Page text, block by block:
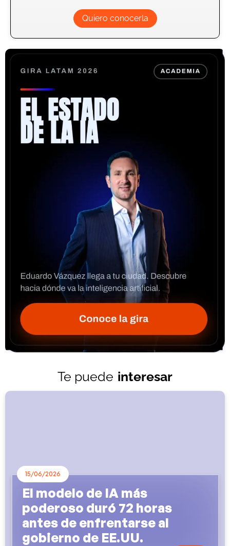
Quiero conocerla
Te puede interesar
15/06/2026
El modelo de IA más
poderoso duró 72 horas
antes de enfrentarse al
gobierno de EE.UU.